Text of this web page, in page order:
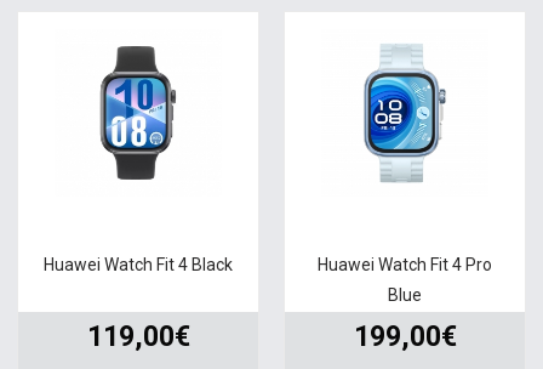
Huawei Watch Fit 4 Black
119,00€
Huawei Watch Fit 4 Pro
Blue
199,00€